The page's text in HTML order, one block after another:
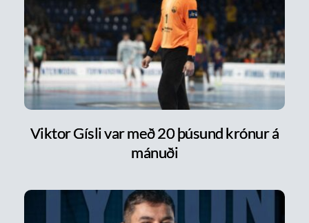
Viktor Gísli var með 20 þúsund krónur á
mánuði